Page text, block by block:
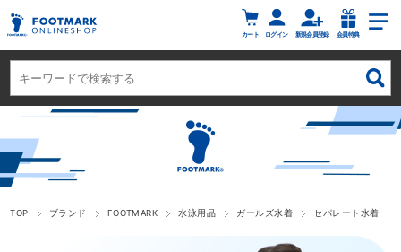
カート ログイン 新規会員登録 会員特典
TOP ブランド FOOTMARK 水泳用品 ガールズ水着 セパレート水着